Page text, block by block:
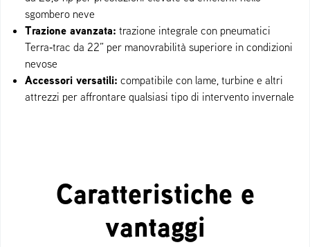
sgombero neve
Trazione avanzata: trazione integrale con pneumatici
Terra‑trac da 22” per manovrabilità superiore in condizioni
nevose
Accessori versatili: compatibile con lame, turbine e altri
attrezzi per affrontare qualsiasi tipo di intervento invernale
Caratteristiche e
vantaggi